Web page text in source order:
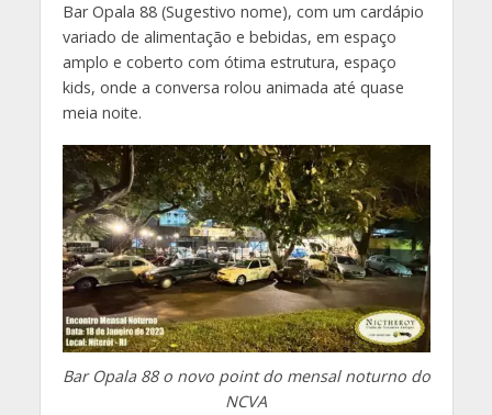
Bar Opala 88 (Sugestivo nome), com um cardápio
variado de alimentação e bebidas, em espaço
amplo e coberto com ótima estrutura, espaço
kids, onde a conversa rolou animada até quase
meia noite.
Bar Opala 88 o novo point do mensal noturno do
NCVA